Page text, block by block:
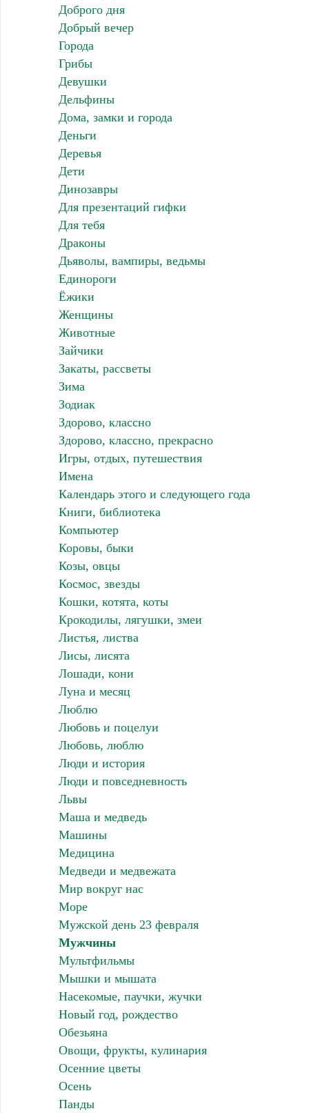
Доброго дня
Добрый вечер
Города
Грибы
Девушки
Дельфины
Дома, замки и города
Деньги
Деревья
Дети
Динозавры
Для презентаций гифки
Для тебя
Драконы
Дьяволы, вампиры, ведьмы
Единороги
Ёжики
Женщины
Животные
Зайчики
Закаты, рассветы
Зима
Зодиак
Здорово, классно
Здорово, классно, прекрасно
Игры, отдых, путешествия
Имена
Календарь этого и следующего года
Книги, библиотека
Компьютер
Коровы, быки
Козы, овцы
Космос, звезды
Кошки, котята, коты
Крокодилы, лягушки, змеи
Листья, листва
Лисы, лисята
Лошади, кони
Луна и месяц
Люблю
Любовь и поцелуи
Любовь, люблю
Люди и история
Люди и повседневность
Львы
Маша и медведь
Машины
Медицина
Медведи и медвежата
Мир вокруг нас
Море
Мужской день 23 февраля
Мужчины
Мультфильмы
Мышки и мышата
Насекомые, паучки, жучки
Новый год, рождество
Обезьяна
Овощи, фрукты, кулинария
Осенние цветы
Осень
Панды